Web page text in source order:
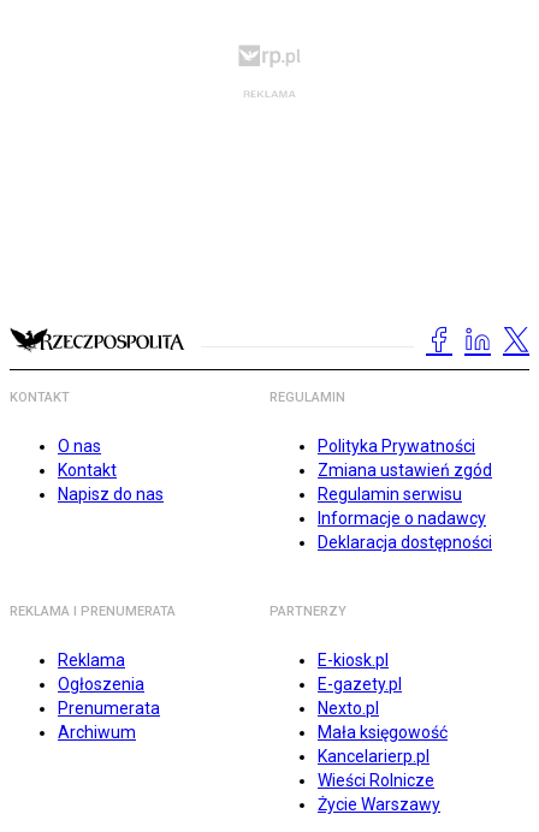
KONTAKT
O nas
Kontakt
Napisz do nas
REGULAMIN
Polityka Prywatności
Zmiana ustawień zgód
Regulamin serwisu
Informacje o nadawcy
Deklaracja dostępności
REKLAMA I PRENUMERATA
Reklama
Ogłoszenia
Prenumerata
Archiwum
PARTNERZY
E-kiosk.pl
E-gazety.pl
Nexto.pl
Mała księgowość
Kancelarierp.pl
Wieści Rolnicze
Życie Warszawy